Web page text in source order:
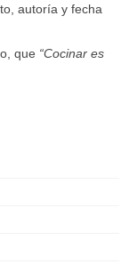
autoría y fecha
que “Cocinar es